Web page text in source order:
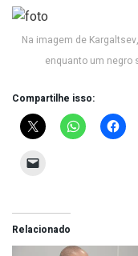
Na imagem de
enquanto um negro
Compartilhe isso:
Relacionado